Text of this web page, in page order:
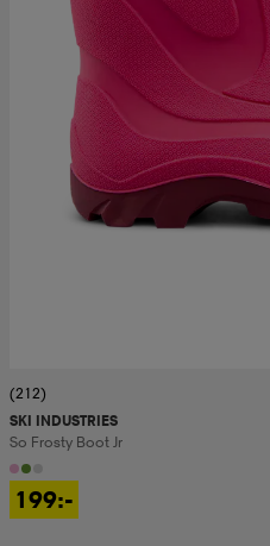
(212)
SKI INDUSTRIES
So Frosty Boot Jr
199:-